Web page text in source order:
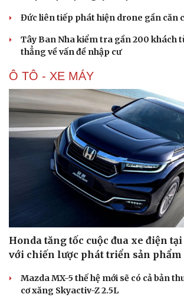
Du lịch
Tư vấn
Săn Tour
check-in
Cửa sổ
Kể
Hạt giống
Đức liên tiếp phát hiện drone gần căn
Tây Ban Nha kiểm tra gần 200 khách
thẳng về vấn đề nhập cư
Ô TÔ - XE MÁY
Honda tăng tốc cuộc đua xe điện
với chiến lược phát triển sản phẩm
Mazda MX-5 thế hệ mới sẽ có cả bản
cơ xăng Skyactiv-Z 2.5L